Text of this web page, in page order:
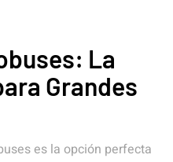
La
Grandes
es la opción perfecta